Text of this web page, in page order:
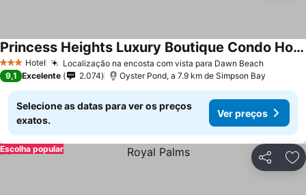
3 EstrelasHotel Localização na encosta com vista para Dawn Beach
Princess Heights Luxury Boutique Condo Hotel
9,1 Excelente 2.074 Oyster Pond, a 7.9 km de Simpson Bay
Selecione as datas para ver os preços
exatos.
Ver preços
Partilhar
Escolha popular